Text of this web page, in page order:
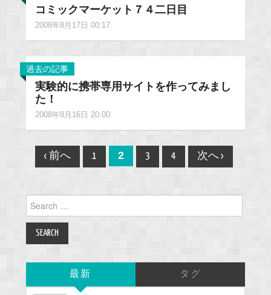
コミックマーケット７４二日目
2008年8月17日 00:17
過去の記事
実験的に携帯専用サイトを作ってみまし
た！
2008年8月16日 20:00
Post
navigation
‹ 前へ 1 2 3 4 次へ ›
Search
for:
最新 タグ